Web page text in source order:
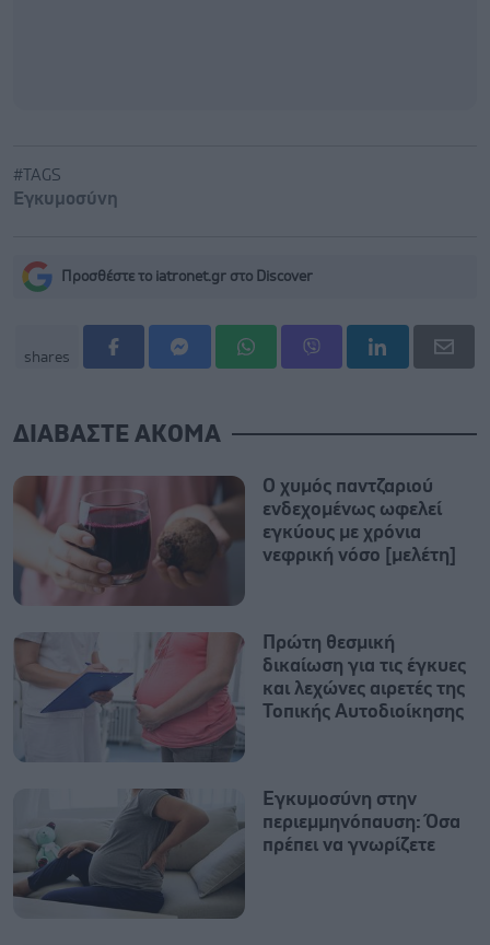
#TAGS
Εγκυμοσύνη
Προσθέστε το iatronet.gr στο Discover
shares
ΔΙΑΒΑΣΤΕ ΑΚΟΜΑ
Ο χυμός παντζαριού
ενδεχομένως ωφελεί
εγκύους με χρόνια
νεφρική νόσο [μελέτη]
Πρώτη θεσμική
δικαίωση για τις έγκυες
και λεχώνες αιρετές της
Τοπικής Αυτοδιοίκησης
Εγκυμοσύνη στην
περιεμμηνόπαυση: Όσα
πρέπει να γνωρίζετε